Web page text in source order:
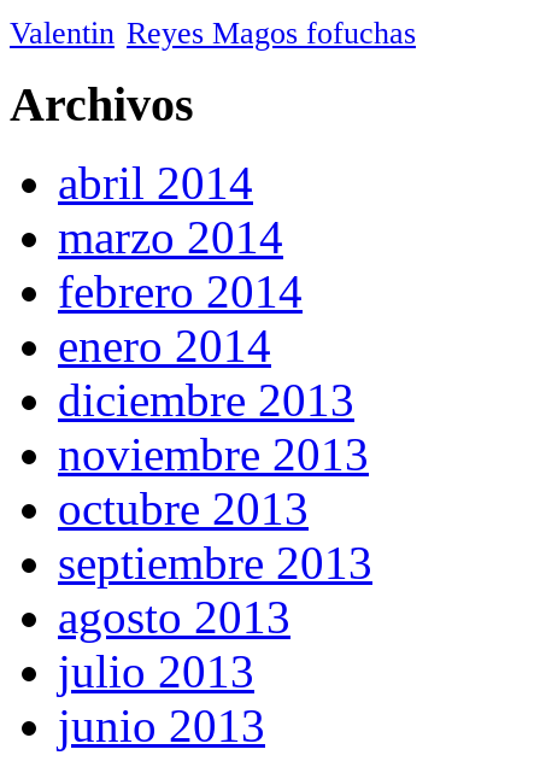
Valentin Reyes Magos fofuchas
Archivos
abril 2014
marzo 2014
febrero 2014
enero 2014
diciembre 2013
noviembre 2013
octubre 2013
septiembre 2013
agosto 2013
julio 2013
junio 2013